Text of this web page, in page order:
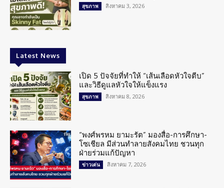
สุขภาพ สิงหาคม 3, 2026
Latest News
เปิด 5 ปัจจัยที่ทำให้ “เส้นเลือดหัวใจตีบ”
และวิธีดูแลหัวใจให้แข็งแรง
สุขภาพ สิงหาคม 8, 2026
“พงศ์พรหม ยามะรัต” มองสื่อ-การศึกษา-
โซเชียล มีส่วนทำลายสังคมไทย ชวนทุก
ฝ่ายร่วมแก้ปัญหา
ข่าวเด่น สิงหาคม 7, 2026